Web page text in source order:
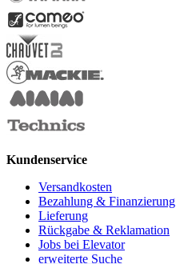
Kundenservice
Versandkosten
Bezahlung & Finanzierung
Lieferung
Rückgabe & Reklamation
Jobs bei Elevator
erweiterte Suche